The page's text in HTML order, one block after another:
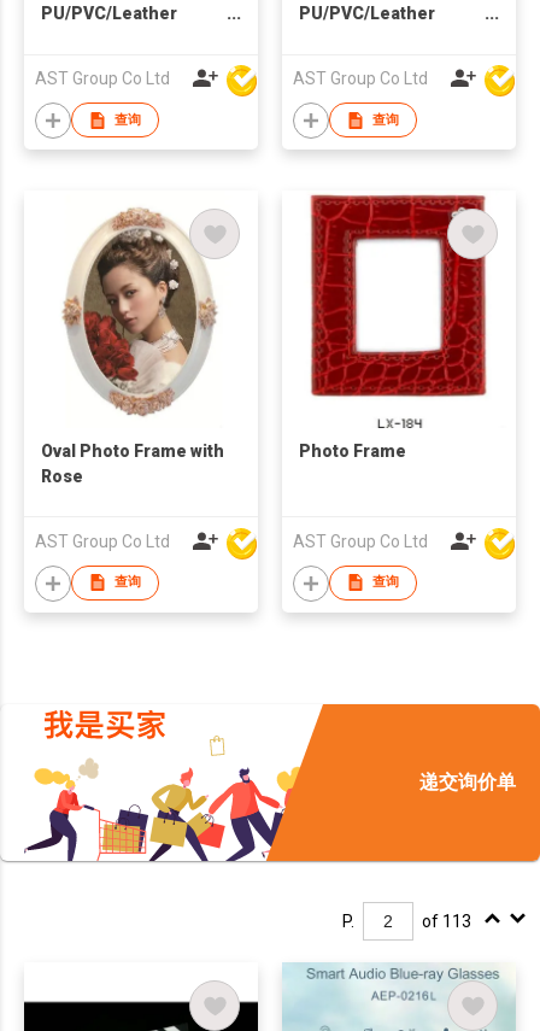
PU/PVC/Leather
AST Group Co Ltd
查询
PU/PVC/Leather
AST Group Co Ltd
查询
Oval Photo Frame with
Rose
AST Group Co Ltd
查询
Photo Frame
AST Group Co Ltd
查询
递交询价单
P. of 113